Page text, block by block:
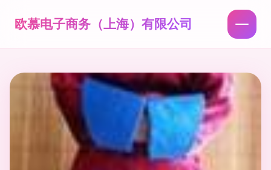
欧慕电子商务（上海）有限公司